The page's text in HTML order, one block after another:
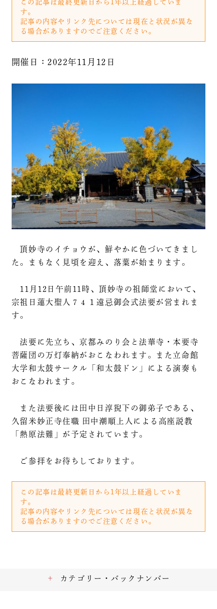
この記事は最終更新日から1年以上経過していま
す。
記事の内容やリンク先については現在と状況が異な
る場合がありますのでご注意ください。
開催日：2022年11月12日
頂妙寺のイチョウが、鮮やかに色づいてきまし
た。まもなく見頃を迎え、落葉が始まります。
11月12日午前11時、頂妙寺の祖師堂において、
宗祖日蓮大聖人７４１遠忌御会式法要が営まれま
す。
法要に先立ち、京都みのり会と法華寺・本要寺
菩薩団の万灯奉納がおこなわれます。また立命館
大学和太鼓サークル「和太鼓ドン」による演奏も
おこなわれます。
また法要後には田中日淳猊下の御弟子である、
久留米妙正寺住職 田中潮順上人による高座説教
「熱原法難」が予定されています。
ご参拝をお待ちしております。
この記事は最終更新日から1年以上経過していま
す。
記事の内容やリンク先については現在と状況が異な
る場合がありますのでご注意ください。
カテゴリー・バックナンバー